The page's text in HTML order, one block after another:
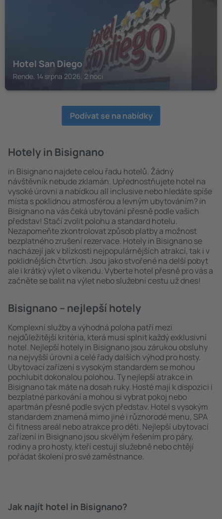
Hotel San Diego
Rende, 14 srpna 2026, 2 noci
Podívat se na nabídky
Hotely in Bisignano
in Bisignano najdete celou řadu hotelů. Žádný
návštěvník nebude zklamán. Upřednostňujete hotel na
vysoké úrovni a nabídkou all inclusive nebo hledáte spíše
místa s poklidnou atmosférou a levným ubytováním? in
Bisignano na vás čeká ubytování přesně podle vašich
představ! Stačí zvolit polohu a standard hotelu.
Nezapomeňte zkontrolovat způsob platby a možnost
bezplatného zrušení rezervace. Hotely in Bisignano se
nacházejí jak v blízkosti nejpopulárnějších atrakcí, tak i v
poklidnějších čtvrtích. Jsou jako stvořené na delší pobyt
ale i krátký výlet o víkendu. Vyberte hotel přesně pro vás a
začněte se balit na výlet nebo služební cestu už dnes!
Bisignano – nejlepší hotely
Komplexní služby a výhodná poloha patří mezi
nejdůležitější kritéria, která musí splnit každý exklusivní
hotel. Nejlepší hotely in Bisignano jsou zárukou obsluhy
na nejvyšší úrovni a celé řady dalších výhod pro hosty.
Ubytovací zařízení s vysokým standardem se mohou
pochlubit dokonalou polohou. Ty nejlepší atrakce in
Bisignano tak máte na dosah ruky. Hosté mají k dispozici i
bezplatné parkování a mohou si vybrat pokoj nebo
apartmán přesně podle svých představ. Hotel s vysokým
standardem znamená mimo jiné i různorodé menu, SPA
či fitness areál nebo atrakce pro děti. Nejlepší ubytovací
zařízení in Bisignano jsou skvělým řešením pro páry,
rodiny a pro hosty, kteří cestují služebně nebo chtějí
pořádat školení pro své zaměstnance.
Jak najít hotel in Bisignano?